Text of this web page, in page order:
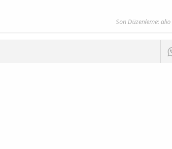
Son Düzenleme:alio